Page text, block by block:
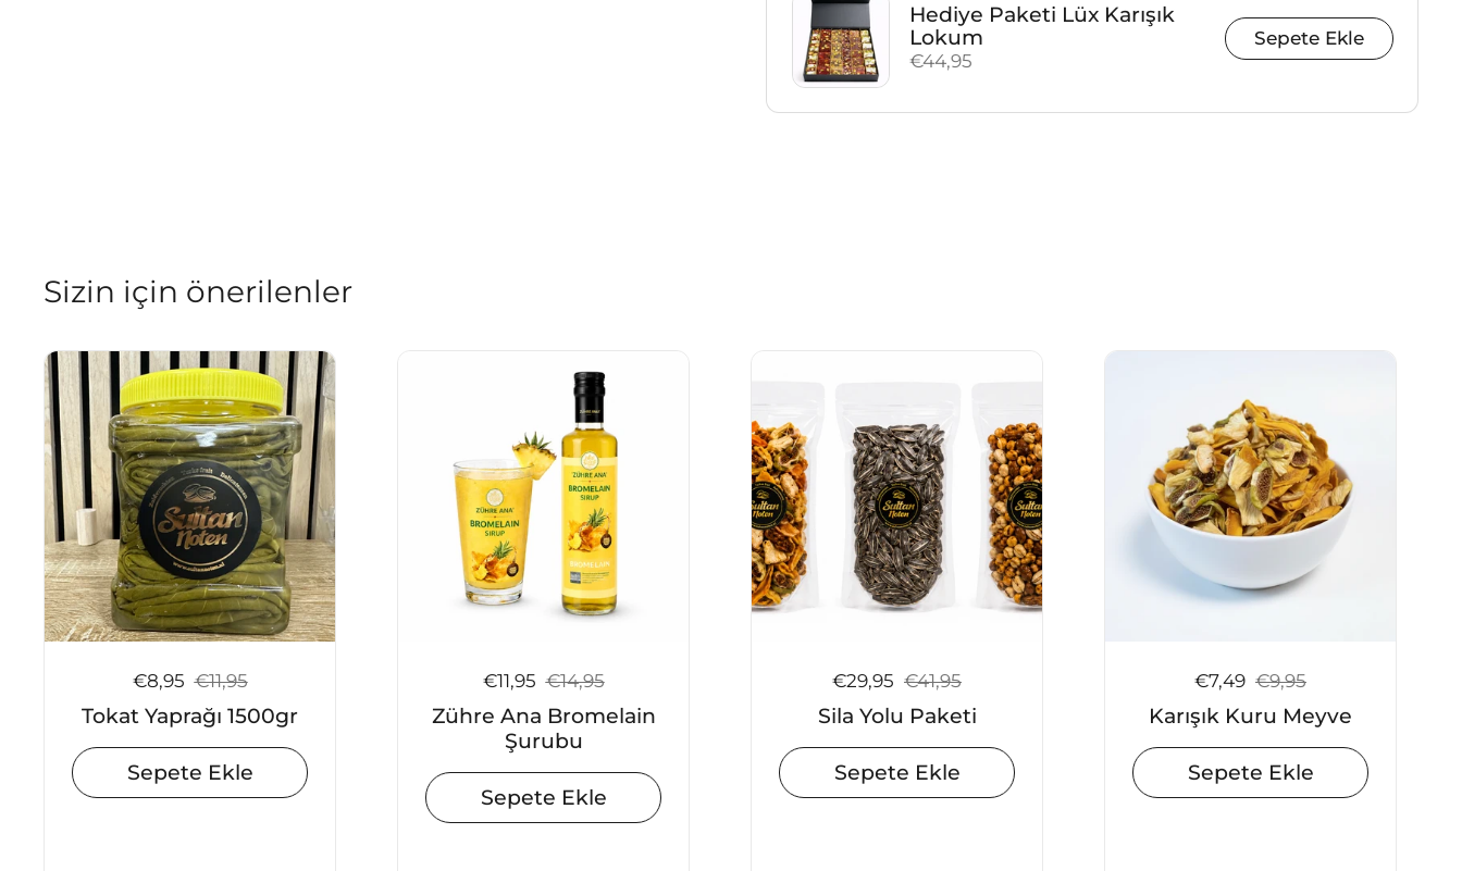
Hediye Paketi Lüx Karışık
Lokum
Fiyat:
€44,95
Sepete Ekle
Sizin için önerilenler
Satış fiyatı:
€8,95 Normal fiyat:
€11,95
Tokat Yaprağı 1500gr
Sepete Ekle
Satış fiyatı:
€11,95 Normal fiyat:
€14,95
Zühre Ana Bromelain
Şurubu
Sepete Ekle
Satış fiyatı:
€29,95 Normal fiyat:
€41,95
Sila Yolu Paketi
Sepete Ekle
Satış fiyatı:
€7,49 Normal fiyat:
€9,95
Karışık Kuru Meyve
Sepete Ekle